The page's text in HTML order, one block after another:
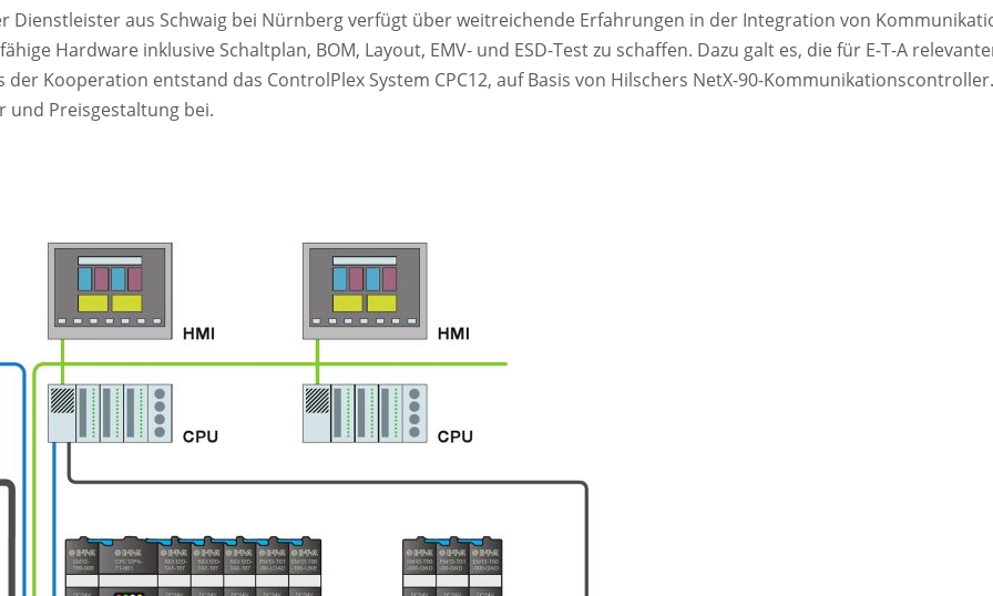
Dienstleister aus Schwaig bei Nürnberg verfügt über weitreichende Erfahrungen in der Integration von
Hardware inklusive Schaltplan, BOM, Layout, EMV- und ESD-Test zu schaffen. Dazu galt es, die für E-T-A
Kooperation entstand das ControlPlex System CPC12, auf Basis von Hilschers NetX-90-
und Preisgestaltung bei.